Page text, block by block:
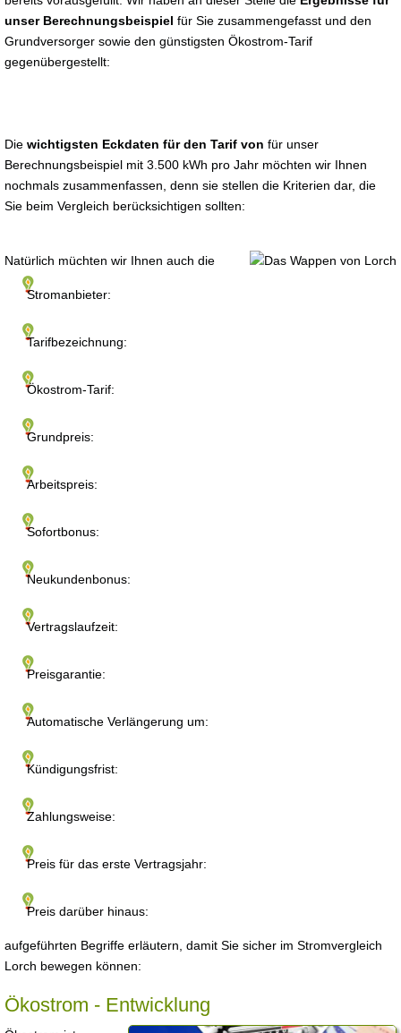
unser Berechnungsbeispiel für Sie zusammengefasst und den
Grundversorger sowie den günstigsten Ökostrom-Tarif
gegenübergestellt:
Die wichtigsten Eckdaten für den Tarif von für unser
Berechnungsbeispiel mit 3.500 kWh pro Jahr möchten wir Ihnen
nochmals zusammenfassen, denn sie stellen die Kriterien dar, die
Sie beim Vergleich berücksichtigen sollten:
Stromanbieter:
Tarifbezeichnung:
Ökostrom-Tarif:
Grundpreis:
Arbeitspreis:
Sofortbonus:
Neukundenbonus:
Vertragslaufzeit:
Preisgarantie:
Automatische Verlängerung um:
Kündigungsfrist:
Zahlungsweise:
Preis für das erste Vertragsjahr:
Preis darüber hinaus:
Natürlich müchten wir Ihnen auch die
aufgeführten Begriffe erläutern, damit Sie sicher im Stromvergleich
Lorch bewegen können:
Ökostrom - Entwicklung